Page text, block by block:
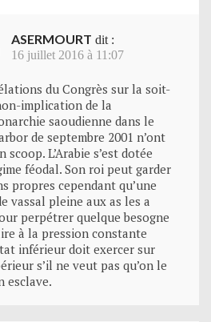
ASERMOURT dit :
16 juillet 2016 à 11:07
du Congrès sur la soit-
implication de la
saoudienne dans le
de septembre 2001 n’ont
scoop. L’Arabie s’est dotée
féodal. Son roi peut garder
propres cependant qu’une
vassal pleine aux as les a
perpétrer quelque besogne
à la pression constante
inférieur doit exercer sur
s’il ne veut pas qu’on le
esclave.